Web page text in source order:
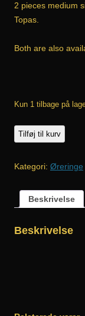
2 pieces medium
Topas.
Both are also
Kun 1 tilbage på
Ravne
antal
Tilføj til kurv
Kategori: Øreringe
Beskrivelse
Beskrivelse